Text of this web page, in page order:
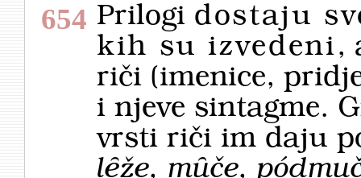
654 Prilogi dostaju
kih su izvedeni,
riči (imenice,
i njeve sintagme.
vrsti riči im daju
lȇže, mȗče,